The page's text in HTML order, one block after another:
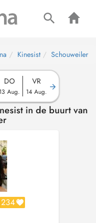
Kinesist Schouweiler
DO
13 Aug.
VR
14 Aug.
in de buurt van
234